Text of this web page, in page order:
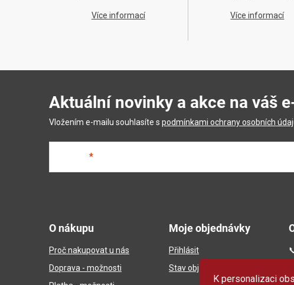
K personalizaci
Více informací Více informací
Aktuální novinky a akce na váš
Vložením e-mailu souhlasíte s podmínkami ochrany osobních
O nákupu
Proč nakupovat u nás
Doprava - možnosti
Moje objednávky
Přihlásit
Stav objednávky